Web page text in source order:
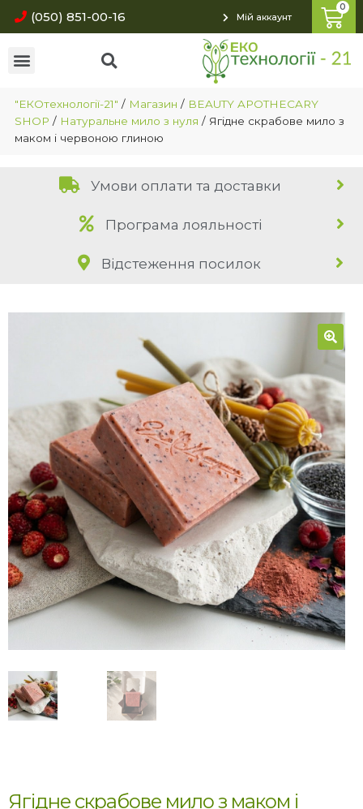
(050) 851-00-16 Мій аккаунт
"ЕКОтехнології-21" / Магазин / BEAUTY APOTHECARY
SHOP / Натуральне мило з нуля / Ягідне скрабове мило з
маком і червоною глиною
Умови оплати та доставки
Програма лояльності
Відстеження посилок
Ягідне скрабове мило з маком і